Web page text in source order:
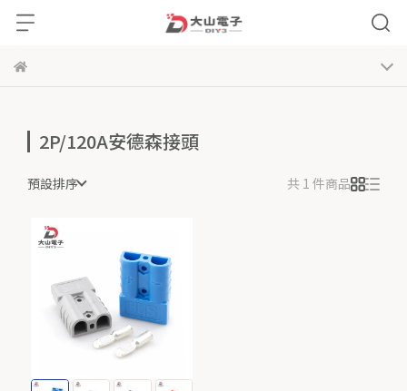
2P/120A安德森接頭
預設排序 共 1 件商品